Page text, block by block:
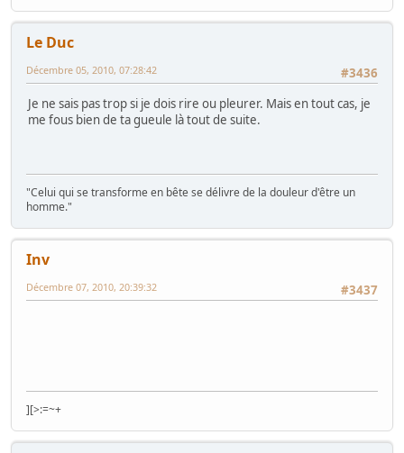
Le Duc
#3436
Décembre 05, 2010, 07:28:42
Je ne sais pas trop si je dois rire ou pleurer. Mais en tout cas, je
me fous bien de ta gueule là tout de suite.
"Celui qui se transforme en bête se délivre de la douleur d'être un
homme."
Inv
#3437
Décembre 07, 2010, 20:39:32
][>:=~+